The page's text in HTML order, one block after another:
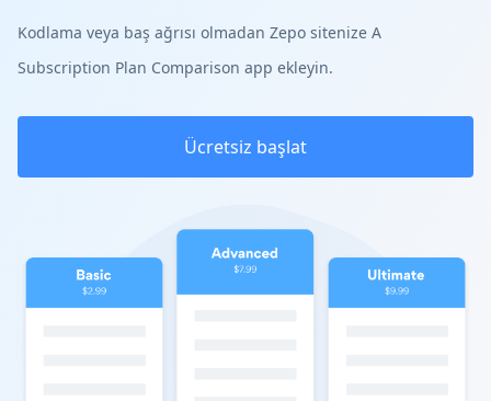
Kodlama veya baş ağrısı olmadan Zepo sitenize A
Subscription Plan Comparison app ekleyin.
Ücretsiz başlat